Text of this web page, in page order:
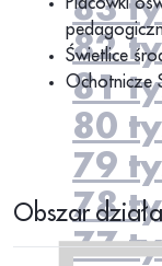
83
82
81
80
79
78
77
Świetlice
Ochotnicze
Obszar